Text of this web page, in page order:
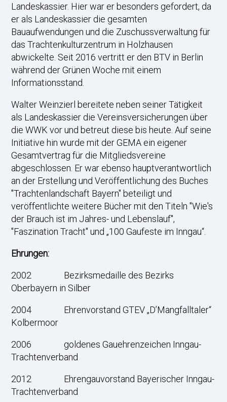
Landeskassier. Hier war er besonders gefordert, da
er als Landeskassier die gesamten
Bauaufwendungen und die Zuschussverwaltung für
das Trachtenkulturzentrum in Holzhausen
abwickelte. Seit 2016 vertritt er den BTV in Berlin
während der Grünen Woche mit einem
Informationsstand.
Walter Weinzierl bereitete neben seiner Tätigkeit
als Landeskassier die Vereinsversicherungen über
die WWK vor und betreut diese bis heute. Auf seine
Initiative hin wurde mit der GEMA ein eigener
Gesamtvertrag für die Mitgliedsvereine
abgeschlossen. Er war ebenso hauptverantwortlich
an der Erstellung und Veröffentlichung des Buches
"Trachtenlandschaft Bayern" beteiligt und
veröffentlichte weitere Bücher mit den Titeln "Wie's
der Brauch ist im Jahres- und Lebenslauf",
"Faszination Tracht" und „100 Gaufeste im Inngau“.
Ehrungen:
2002 Bezirksmedaille des Bezirks
Oberbayern in Silber
2004 Ehrenvorstand GTEV „D’Mangfalltaler“
Kolbermoor
2006 goldenes Gauehrenzeichen Inngau-
Trachtenverband
2012 Ehrengauvorstand Bayerischer Inngau-
Trachtenverband